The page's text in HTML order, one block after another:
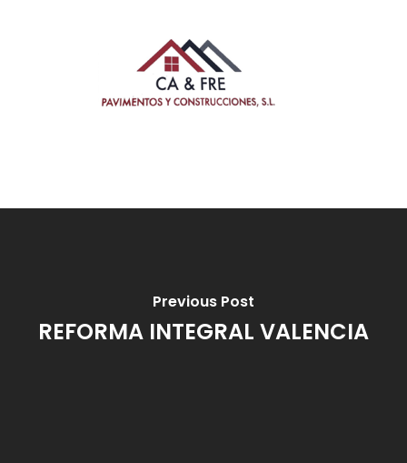
Previous Post
REFORMA INTEGRAL VALENCIA